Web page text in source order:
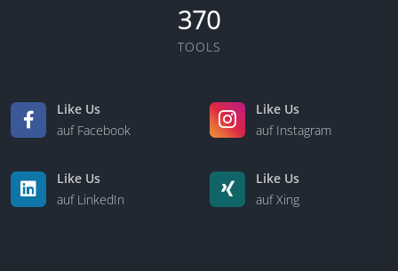
370
TOOLS
Like Us
auf Facebook
Like Us
auf Instagram
Like Us
auf LinkedIn
Like Us
auf Xing